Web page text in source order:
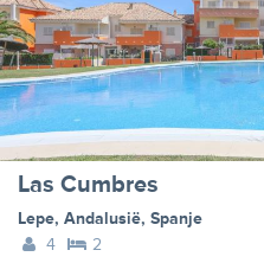
Las Cumbres
Lepe, Andalusië, Spanje
4
2